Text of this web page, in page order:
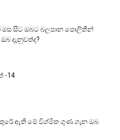
මස සිට ඔබට බලපාන පොලිතීන්
දැනුවත්ද?
-14
ඇති මේ විශ්මිත ගුණ ගැන ඔබ